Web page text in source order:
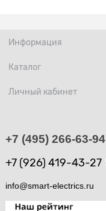
Информация
Каталог
Личный кабинет
+7 (495) 266-63-94
+7 (926) 419-43-27
info@smart-electrics.ru